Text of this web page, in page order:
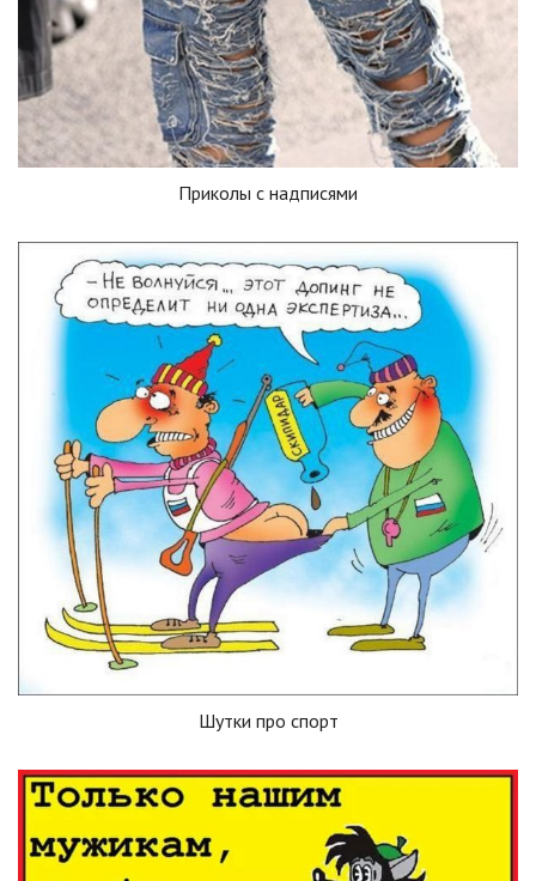
Приколы с надписями
Шутки про спорт